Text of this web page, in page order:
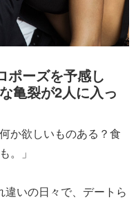
ポーズを予感し
亀裂が2人に入っ
か欲しいものある？食
。」
いの日々で、デートら